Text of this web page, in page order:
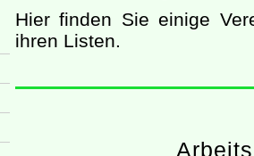
Hier finden Sie einige
ihren Listen.